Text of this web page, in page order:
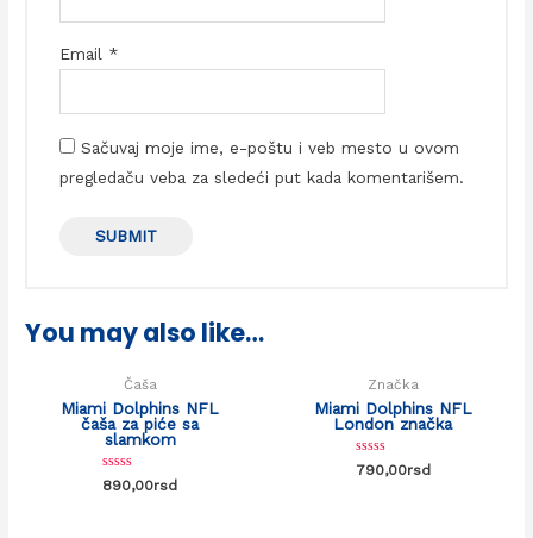
Email *
Sačuvaj moje ime, e-poštu i veb mesto u ovom
pregledaču veba za sledeći put kada komentarišem.
You may also like…
Čaša
Miami Dolphins NFL
čaša za piće sa
slamkom
Rated
0
890,00rsd
Značka
Miami Dolphins NFL
London značka
Rated
0
790,00rsd